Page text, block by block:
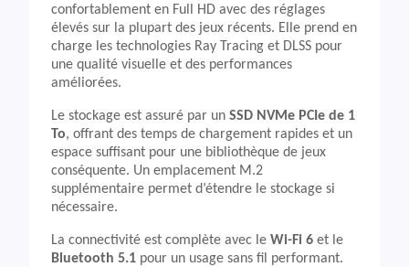
confortablement en Full HD avec des réglages
élevés sur la plupart des jeux récents. Elle prend en
charge les technologies Ray Tracing et DLSS pour
une qualité visuelle et des performances
améliorées.
Le stockage est assuré par un SSD NVMe PCIe de 1
To, offrant des temps de chargement rapides et un
espace suffisant pour une bibliothèque de jeux
conséquente. Un emplacement M.2
supplémentaire permet d’étendre le stockage si
nécessaire.
La connectivité est complète avec le Wi-Fi 6 et le
Bluetooth 5.1 pour un usage sans fil performant.